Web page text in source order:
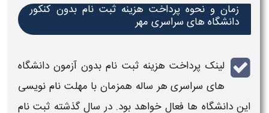
زمان و نحوه پرداخت هزینه ثبت نام بدون کنکور
دانشگاه های سراسری مهر
لینک پرداخت هزینه ثبت نام بدون آزمون دانشگاه
های سراسری هر ساله همزمان با مهلت نام نویسی
این دانشگاه ها فعال خواهد بود. در سال گذشته ثبت نام